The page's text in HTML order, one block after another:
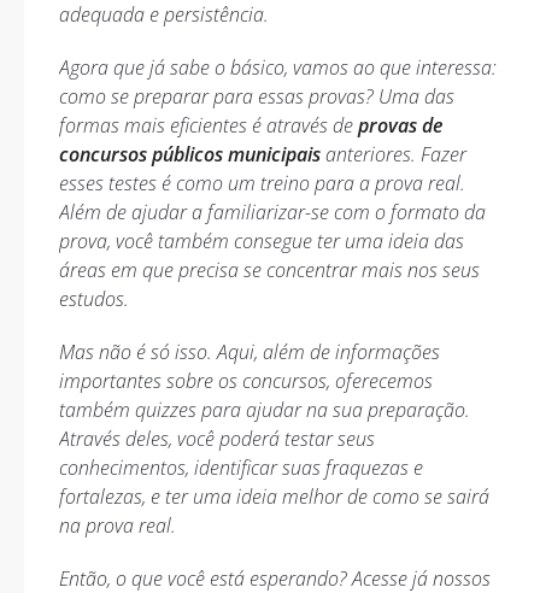
adequada e persistência.
Agora que já sabe o básico, vamos ao que interessa:
como se preparar para essas provas? Uma das
formas mais eficientes é através deprovas de
concursos públicos municipaisanteriores. Fazer
esses testes é como um treino para a prova real.
Além de ajudar a familiarizar-se com o formato da
prova, você também consegue ter uma ideia das
áreas em que precisa se concentrar mais nos seus
estudos.
Mas não é só isso. Aqui, além de informações
importantes sobre os concursos, oferecemos
também quizzes para ajudar na sua preparação.
Através deles, você poderá testar seus
conhecimentos, identificar suas fraquezas e
fortalezas, e ter uma ideia melhor de como se sairá
na prova real.
Então, o que você está esperando? Acesse já nossos